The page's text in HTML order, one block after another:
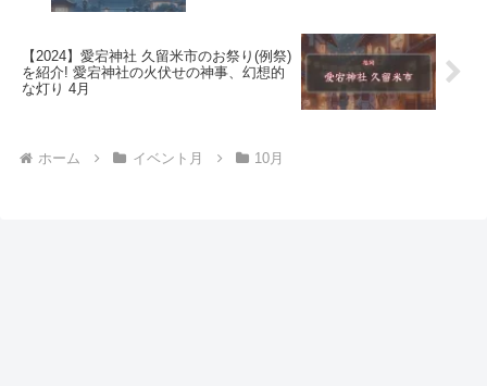
【2024】愛宕神社 久留米市のお祭り(例祭)
を紹介! 愛宕神社の火伏せの神事、幻想的
な灯り 4月
ホーム イベント月 10月